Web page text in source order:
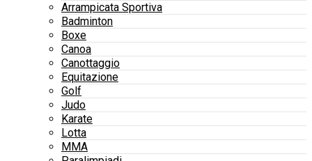
Arrampicata Sportiva
Badminton
Boxe
Canoa
Canottaggio
Equitazione
Golf
Judo
Karate
Lotta
MMA